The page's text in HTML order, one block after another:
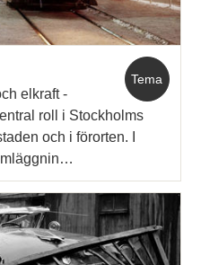
Tema
elkraft -
roll i Stockholms
och i förorten. I